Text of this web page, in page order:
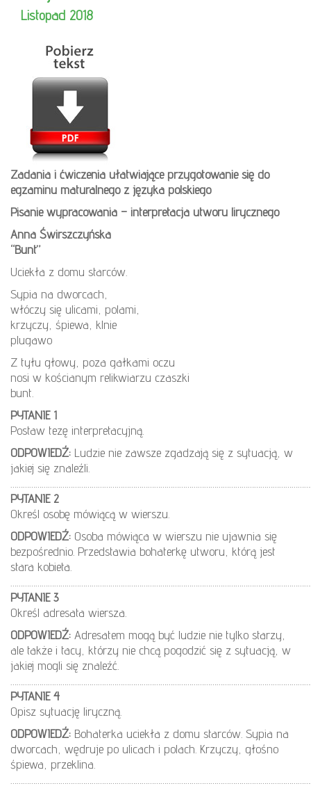
Listopad 2018
Zadania i ćwiczenia ułatwiające przygotowanie się do
egzaminu maturalnego z języka polskiego
Pisanie wypracowania – interpretacja utworu lirycznego
Anna Świrszczyńska
“Bunt”
Uciekła z domu starców.
Sypia na dworcach,
włóczy się ulicami, polami,
krzyczy, śpiewa, klnie
plugawo
Z tyłu głowy, poza gałkami oczu
nosi w kościanym relikwiarzu czaszki
bunt.
PYTANIE 1
Postaw tezę interpretacyjną.
ODPOWIEDŹ: Ludzie nie zawsze zgadzają się z sytuacją, w
jakiej się znaleźli.
PYTANIE 2
Określ osobę mówiącą w wierszu.
ODPOWIEDŹ: Osoba mówiąca w wierszu nie ujawnia się
bezpośrednio. Przedstawia bohaterkę utworu, którą jest
stara kobieta.
PYTANIE 3
Określ adresata wiersza.
ODPOWIEDŹ: Adresatem mogą być ludzie nie tylko starzy,
ale także i tacy, którzy nie chcą pogodzić się z sytuacją, w
jakiej mogli się znaleźć.
PYTANIE 4
Opisz sytuację liryczną.
ODPOWIEDŹ: Bohaterka uciekła z domu starców. Sypia na
dworcach, wędruje po ulicach i polach. Krzyczy, głośno
śpiewa, przeklina.